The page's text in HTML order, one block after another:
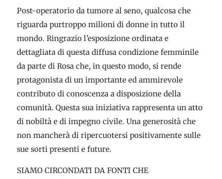
Post-operatorio da tumore al seno, qualcosa che
riguarda purtroppo milioni di donne in tutto il
mondo. Ringrazio l’esposizione ordinata e
dettagliata di questa diffusa condizione femminile
da parte di Rosa che, in questo modo, si rende
protagonista di un importante ed ammirevole
contributo di conoscenza a disposizione della
comunità. Questa sua iniziativa rappresenta un atto
di nobiltà e di impegno civile. Una generosità che
non mancherà di ripercuotersi positivamente sulle
sue sorti presenti e future.
SIAMO CIRCONDATI DA FONTI CHE